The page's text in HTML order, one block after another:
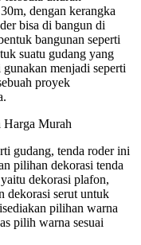
dengan kerangka
bisa di bangun di
bangunan seperti
suatu gudang yang
menjadi seperti
proyek
gudang, tenda roder ini
pilihan dekorasi tenda
dekorasi plafon,
dekorasi serut untuk
pilihan warna
pilih warna sesuai